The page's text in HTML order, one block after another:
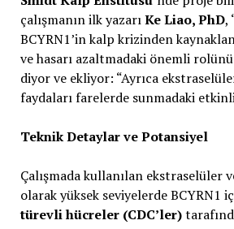
çalışmanın ilk yazarıKe Liao, PhD,
BCYRN1’in kalp krizinden
ve hasarı azaltmadaki önemli
diyor ve ekliyor: “Ayrıca
faydaları farelerde sunmadaki
Teknik Detaylar ve Potansiyel
Çalışmada kullanılan ekstraselüler
olarak yüksek seviyelerde BCYRN1
türevli hücreler (CDC’ler)